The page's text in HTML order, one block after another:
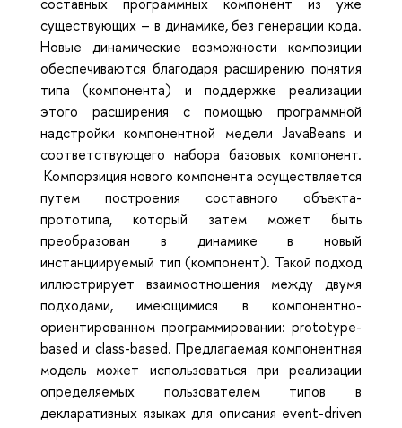
существующих – в динамике, без генерации кода.
Новые динамические возможности композиции
обеспечиваются благодаря расширению понятия
типа (компонента) и поддержке реализации
этого расширения с помощью программной
надстройки компонентной медели JavaBeans и
соответствующего набора базовых компонент.
Компорзиция нового компонента осуществляется
путем построения составного объекта-
прототипа, который затем может быть
преобразован в динамике в новый
инстанциируемый тип (компонент). Такой подход
иллюстрирует взаимоотношения между двумя
подходами, имеющимися в компонентно-
ориентированном программировании: prototype-
based и class-based. Предлагаемая компонентная
модель может использоваться при реализации
определяемых пользователем типов в
декларативных языках для описания event-driven